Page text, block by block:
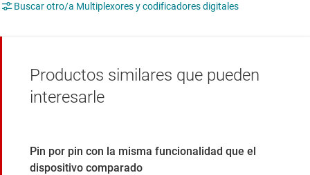
Buscar otro/a Multiplexores y codificadores digitales
Productos similares que pueden
interesarle
Pin por pin con la misma funcionalidad que el
dispositivo comparado